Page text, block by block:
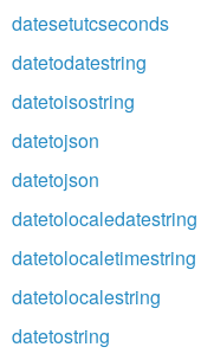
datesetutcseconds
datetodatestring
datetoisostring
datetojson
datetojson
datetolocaledatestring
datetolocaletimestring
datetolocalestring
datetostring